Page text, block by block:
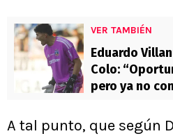
VER TAMBIÉN
Eduardo
Colo:
pero ya no
A tal punto, que según